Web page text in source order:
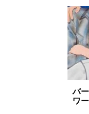
バ
ワ